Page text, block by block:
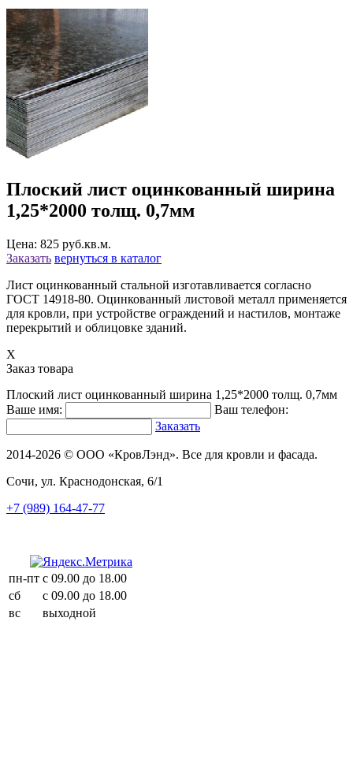
Плоский лист оцинкованный ширина
1,25*2000 толщ. 0,7мм
Цена: 825 руб.кв.м.
Заказать вернуться в каталог
Лист оцинкованный стальной изготавливается согласно
ГОСТ 14918-80. Оцинкованный листовой металл применяется
для кровли, при устройстве ограждений и настилов, монтаже
перекрытий и облицовке зданий.
X
Заказ товара
Плоский лист оцинкованный ширина 1,25*2000 толщ. 0,7мм
Ваше имя:
Ваш телефон:
Заказать
2014-2026 © ООО «КровЛэнд». Все для кровли и фасада.
Сочи, ул. Краснодонская, 6/1
+7 (989) 164-47-77
пн-пт с 09.00 до 18.00
сб
с 09.00 до 18.00
вс
выходной